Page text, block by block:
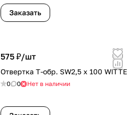
Заказать
575 ₽/шт
Отвертка T-обр. SW2,5 x 100 WITTE
0 0 Нет в наличии